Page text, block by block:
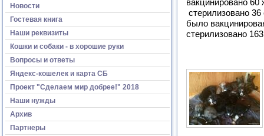
Новости
Гостевая книга
Наши реквизиты
Кошки и собаки - в хорошие руки
Вопросы и ответы
Яндекс-кошелек и карта СБ
Проект "Сделаем мир добрее!" 2018
Наши нужды
Архив
Партнеры
вакцинировано 60
стерилизовано 36
было
стерилизовано